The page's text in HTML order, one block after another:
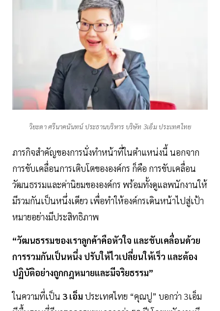
วิยะดา ศรีนาคนันทน์ ประธานบริหาร บริษัท 3เอ็ม ประเทศไทย
ภารกิจสำคัญของการนั่งทำหน้าที่ในตำแหน่งนี้ นอกจาก
การขับเคลื่อนการเติบโตขององค์กร ก็คือ การขับเคลื่อน
วัฒนธรรมและค่านิยมขององค์กร พร้อมทั้งดูแลพนักงานให้
มีรวมกันเป็นหนึ่งเดียว เพื่อทำให้องค์กรเดินหน้าไปสู่เป้า
หมายอย่างมีประสิทธิภาพ
“วัฒนธรรมของเราลูกค้าคือหัวใจ และขับเคลื่อนด้วย
การรวมกันเป็นหนึ่ง ปรับให้ไวเปลี่ยนให้เร็ว และต้อง
ปฏิบัติอย่างถูกกฎหมายและมีจริยธรรม”
ในความที่เป็น 3 เอ็ม ประเทศไทย “คุณปู” บอกว่า 3เอ็ม